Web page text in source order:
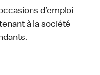
d’emploi
à la société